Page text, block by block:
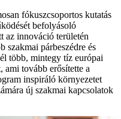
fókuszcsoportos kutatás
befolyásoló
az innováció területén
szakmai párbeszédre és
több, mintegy tíz európai
ami tovább erősítette a
inspiráló környezetet
új szakmai kapcsolatok